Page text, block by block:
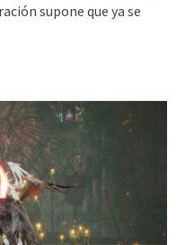
supone que ya se